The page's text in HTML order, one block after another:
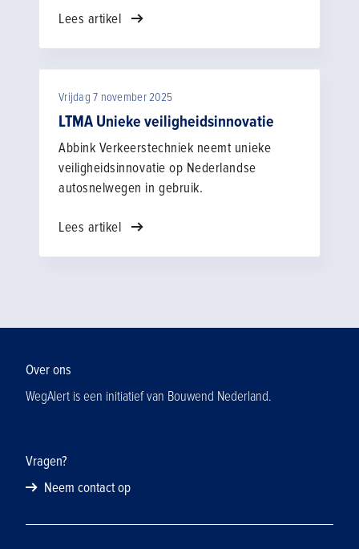
Veilig werken op de vluchtstrook begon
vanzelfsprekend veilig was. Rijkswaterstaat
en marktpartijen besloten samen op te
trekken om risico’s te verminderen. Twee
jaar later blikken projectleider Ellen
Buskens (Rijkswaterstaat, afdeling
Veiligheid in Projecten) en Peter-Jan
Hendriks (directeur Traffic & More) terug op
concrete stappen vooruit.
Lees artikel
Vrijdag 7 november 2025
LTMA Unieke veiligheidsinnovatie
Abbink Verkeerstechniek neemt unieke
veiligheidsinnovatie op Nederlandse
autosnelwegen in gebruik.
Lees artikel
Over ons
WegAlert is een initiatief van Bouwend Nederland.
Vragen?
Neem contact op